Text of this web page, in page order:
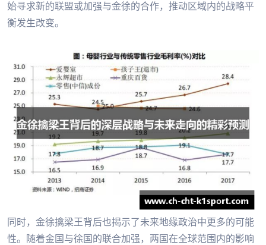
始寻求新的联盟或加强与金徐的合作，推动区域内的战略平
衡发生改变。
同时，金徐擒梁王背后也揭示了未来地缘政治中更多的可能
性。随着金国与徐国的联合加强，两国在全球范围内的影响